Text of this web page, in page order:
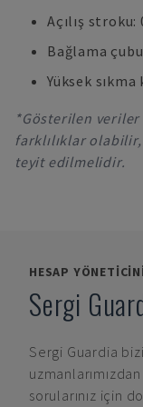
Açılış stroku:
Bağlama
Yüksek
*Gösterilen veriler
farklılıklar
teyit edilmelidir.
HESAP
Sergi
Sergi Guardia
sorularınız için